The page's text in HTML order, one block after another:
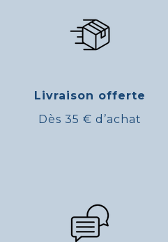
Livraison offerte
Dès 35 € d’achat